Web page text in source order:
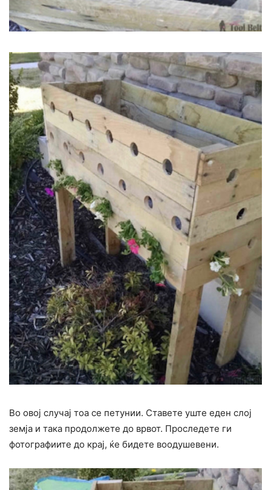
Во овој случај тоа се петунии. Ставете уште еден слој
земја и така продолжете до врвот. Проследете ги
фотографиите до крај, ќе бидете воодушевени.